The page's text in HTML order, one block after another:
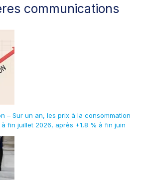
communications
– Sur un an, les prix à la consommation
à fin juillet 2026, après +1,8 % à fin juin